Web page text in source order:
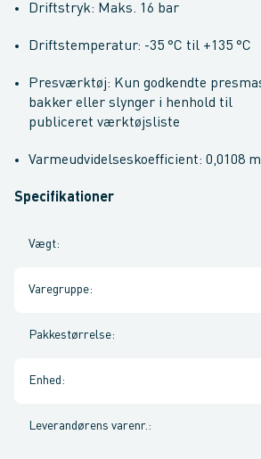
Driftstryk: Maks. 16 bar
Driftstemperatur: -35 °C til +135 °C
Presværktøj: Kun godkendte
bakker eller slynger i henhold til
publiceret værktøjsliste
Varmeudvidelseskoefficient: 0,0108
Specifikationer
Vægt:
Varegruppe:
Pakkestørrelse:
Enhed :
Leverandørens varenr. :